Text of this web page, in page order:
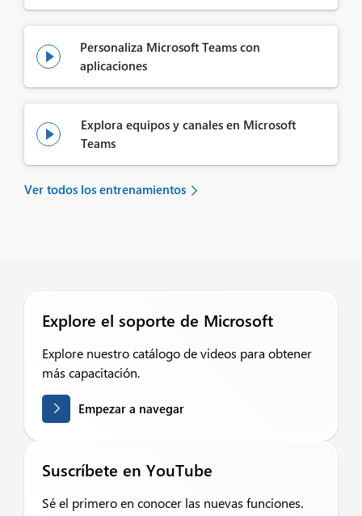

Personaliza Microsoft Teams con
aplicaciones

Explora equipos y canales en Microsoft
Teams
Ver todos los entrenamientos
Explore el soporte de Microsoft
Explore nuestro catálogo de videos para obtener
más capacitación.
Empezar a navegar
Suscríbete en YouTube
Sé el primero en conocer las nuevas funciones.